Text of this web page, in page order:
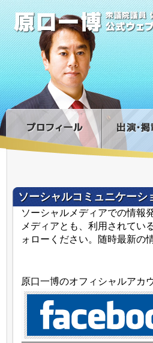
ソーシャルコミュニケーシ
ソーシャルメディアでの情報
メディアとも、利用されてい
ォローください。随時最新の
原口一博のオフィシャルアカ